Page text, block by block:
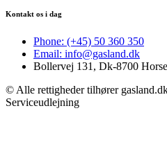
Kontakt os i dag
Phone: (+45) 50 360 350
Email: info@gasland.dk
Bollervej 131, Dk-8700
© Alle rettigheder tilhører
Serviceudlejning